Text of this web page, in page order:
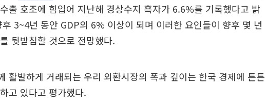
출 호조에 힘입어 지난해 경상수지 흑자가 6.6%를 기록했다고 밝
3~4년 동안 GDP의 6% 이상이 되며 이러한 요인들이 향후 몇 년
뒷받침할 것으로 전망했다.
활발하게 거래되는 우리 외환시장의 폭과 깊이는 한국 경제에 튼튼
고 있다고 평가했다.